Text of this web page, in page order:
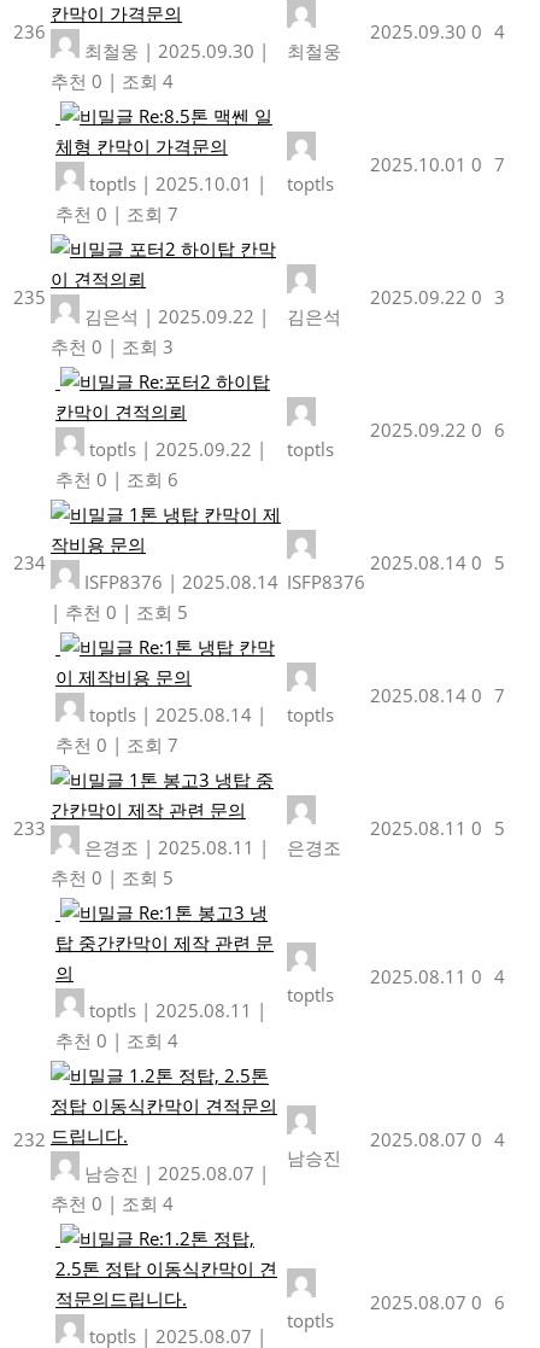
236
칸막이 가격문의
최철웅 | 2025.09.30 |
추천 0 | 조회 4
최철웅
2025.09.30 0 4
Re:8.5톤 맥쎈 일
체형 칸막이 가격문의
toptls | 2025.10.01 |
추천 0 | 조회 7
toptls
2025.10.01 0 7
235
포터2 하이탑 칸막
이 견적의뢰
김은석 | 2025.09.22 |
추천 0 | 조회 3
김은석
2025.09.22 0 3
Re:포터2 하이탑
칸막이 견적의뢰
toptls | 2025.09.22 |
추천 0 | 조회 6
toptls
2025.09.22 0 6
234
1톤 냉탑 칸막이 제
작비용 문의
ISFP8376 | 2025.08.14
| 추천 0 | 조회 5
ISFP8376
2025.08.14 0 5
Re:1톤 냉탑 칸막
이 제작비용 문의
toptls | 2025.08.14 |
추천 0 | 조회 7
toptls
2025.08.14 0 7
233
1톤 봉고3 냉탑 중
간칸막이 제작 관련 문의
은경조 | 2025.08.11 |
추천 0 | 조회 5
은경조
2025.08.11 0 5
Re:1톤 봉고3 냉
탑 중간칸막이 제작 관련 문
의
toptls | 2025.08.11 |
추천 0 | 조회 4
toptls
2025.08.11 0 4
232
1.2톤 정탑, 2.5톤
정탑 이동식칸막이 견적문의
드립니다.
남승진 | 2025.08.07 |
추천 0 | 조회 4
남승진
2025.08.07 0 4
Re:1.2톤 정탑,
2.5톤 정탑 이동식칸막이 견
적문의드립니다.
toptls | 2025.08.07 |
toptls
2025.08.07 0 6